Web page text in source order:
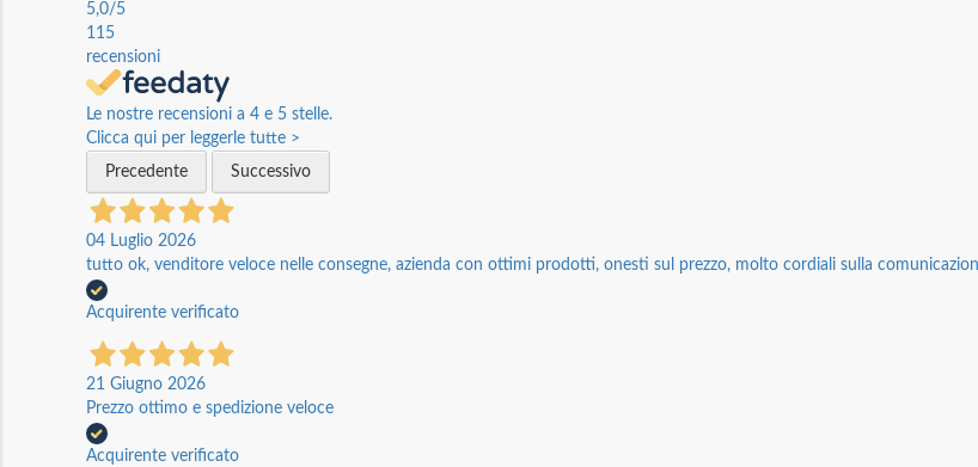
5,0/5
115
recensioni
Le nostre recensioni a 4 e 5 stelle.
Clicca qui per leggerle tutte >
Precedente
Successivo
04 Luglio 2026
tutto ok, venditore veloce nelle consegne, azienda con ottimi prodotti, onesti sul prezzo, molto cordiali sulla
Acquirente verificato
21 Giugno 2026
Prezzo ottimo e spedizione veloce
Acquirente verificato